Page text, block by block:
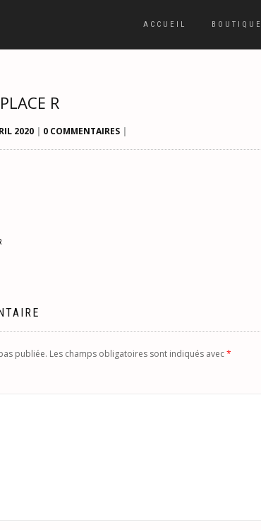
ACCUEIL BOUTIQUE
R
2020 | 0 COMMENTAIRES |
publiée. Les champs obligatoires sont indiqués avec*